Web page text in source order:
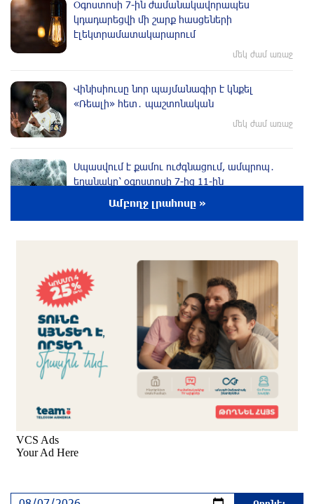
Օգոստոսի 7-ին ժամանակավորապես
կդադարեցվի մի շարք հասցեների
էլեկտրամատակարարում
մեկ ժամ առաջ
Վինիսիուսը նոր պայմանագիր է կնքել
«Ռեալի» հետ․ պաշտոնական
մեկ ժամ առաջ
Սպասվում է քամու ուժգնացում, ամպրոպ․
եղանակը՝ օգոստոսի 7-ից 11-ին
հարևանությամբ գտնվող աղբավայրում.
կրակն ու ծուխը տեսանելի են մի քանի
կիլոմետրից
2 ժամ առաջ
Հնդկաստանի և Իսրայելի վարչապետները
քննարկել են Մերձավոր Արևելքում տիրող
իրավիճակը
2 ժամ առաջ
տապալվել
Ամբողջ լրահոսը »